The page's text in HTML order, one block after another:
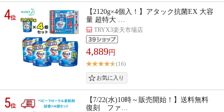
4位
【2120g×4個入！】アタック抗菌EX 大容
量 超特大 …
TRYX3楽天市場店
4,889円
(16)
5位
【7/22(水)10時～販売開始！】送料無料
復刻 ファ…